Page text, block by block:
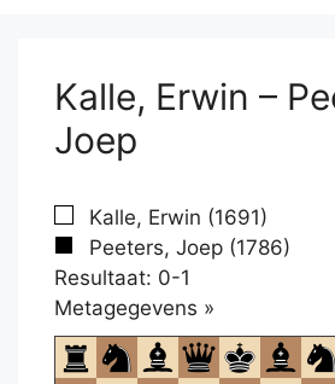
Kalle, Erwin –
Joep
Kalle, Erwin (1691)
Peeters, Joep (1786)
Resultaat: 0-1
Metagegevens »
om
te